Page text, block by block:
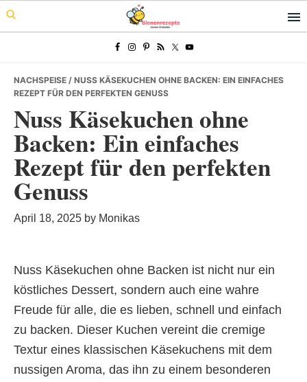
Skip
to
Skip
to
Skip
to
NACHSPEISE / NUSS KÄSEKUCHEN OHNE BACKEN: EIN EINFACHES
REZEPT FÜR DEN PERFEKTEN GENUSS
Nuss Käsekuchen ohne
Backen: Ein einfaches
Rezept für den perfekten
Genuss
April 18, 2025 by Monikas
Nuss Käsekuchen ohne Backen ist nicht nur ein
köstliches Dessert, sondern auch eine wahre
Freude für alle, die es lieben, schnell und einfach
zu backen. Dieser Kuchen vereint die cremige
Textur eines klassischen Käsekuchens mit dem
nussigen Aroma, das ihn zu einem besonderen